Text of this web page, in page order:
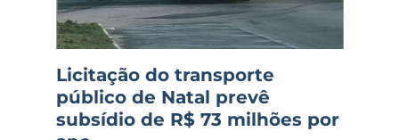
Licitação do transporte
público de Natal prevê
subsídio de R$ 73 milhões por